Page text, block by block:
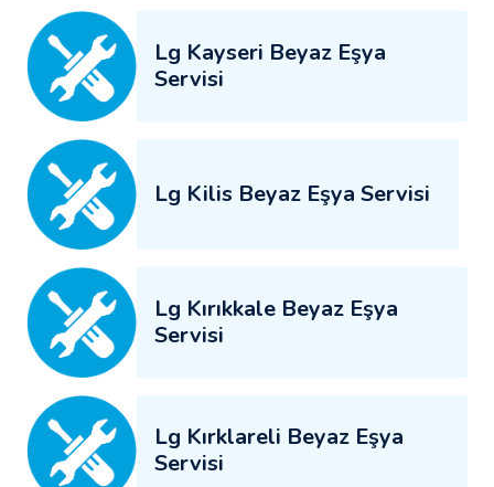
Lg Kayseri Beyaz Eşya
Servisi
Lg Kilis Beyaz Eşya Servisi
Lg Kırıkkale Beyaz Eşya
Servisi
Lg Kırklareli Beyaz Eşya
Servisi